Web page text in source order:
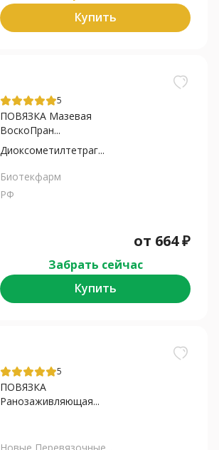
Купить
5
ПОВЯЗКА Мазевая
ВоскоПран...
Диоксометилтетраг...
Биотекфарм
РФ
от 664₽
Забрать сейчас
Купить
5
ПОВЯЗКА
Ранозаживляющая...